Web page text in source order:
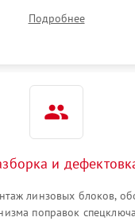
1000 ₽
ввода поправок,
Выявление сколов,
Подробнее
и
линзовых блоков,
поправок